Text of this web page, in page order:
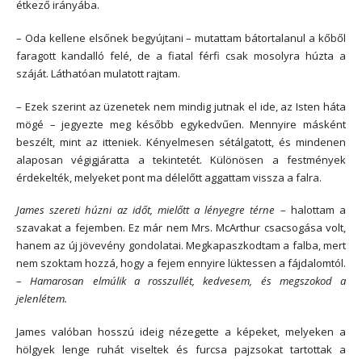
étkező irányába.
– Oda kellene elsőnek begyújtani – mutattam bátortalanul a kőből
faragott kandalló felé, de a fiatal férfi csak mosolyra húzta a
száját. Láthatóan mulatott rajtam.
– Ezek szerint az üzenetek nem mindig jutnak el ide, az Isten háta
mögé – jegyezte meg később egykedvűen. Mennyire másként
beszélt, mint az itteniek. Kényelmesen sétálgatott, és mindenen
alaposan végigjáratta a tekintetét. Különösen a festmények
érdekelték, melyeket pont ma délelőtt aggattam vissza a falra.
James szereti húzni az időt, mielőtt a lényegre térne – halottam a
szavakat a fejemben. Ez már nem Mrs. McArthur csacsogása volt,
hanem az új jövevény gondolatai. Megkapaszkodtam a falba, mert
nem szoktam hozzá, hogy a fejem ennyire lüktessen a fájdalomtól.
–Hamarosan elmúlik a rosszullét, kedvesem, és megszokod a
jelenlétem.
James valóban hosszú ideig nézegette a képeket, melyeken a
hölgyek lenge ruhát viseltek és furcsa pajzsokat tartottak a